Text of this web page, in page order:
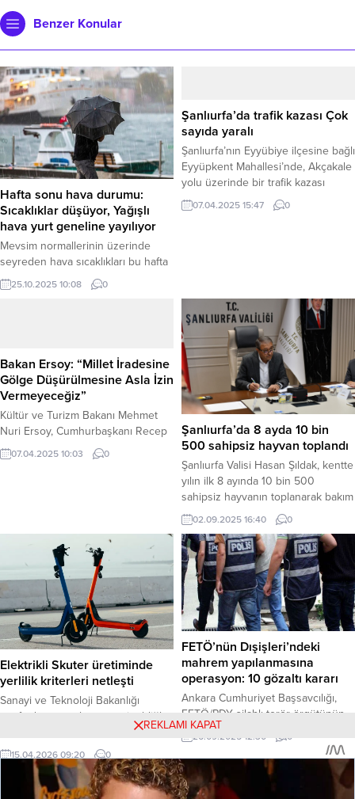
Benzer Konular
Hafta sonu hava durumu:
Sıcaklıklar düşüyor, Yağışlı
hava yurt geneline yayılıyor
Mevsim normallerinin üzerinde
seyreden hava sıcaklıkları bu hafta
sonundan itibaren yerini yağışlı
havaya bırakıyor. Bugün Marmara,
ve Doğu Anadolu’nun yükseklerine
karla karışık yağmur düşebilir.
Haber Merkezi – Meteoroloji Genel
Müdürlüğü tarafından yapılan son
tahminlere göre, Türkiye hafta...
25.10.2025 10:08 0
Şanlıurfa’da trafik kazası Çok
sayıda yaralı
Şanlıurfa’nın Eyyübiye ilçesine bağlı
Eyyüpkent Mahallesi’nde, Akçakale
yolu üzerinde bir trafik kazası
meydana geldi. Kazada ilk
belirlemelere göre 12 vatandaşın
sayıda sağlık ve güvenlik ekibi sevk
edildi. Yetkililerden yapılan...
07.04.2025 15:47 0
Bakan Ersoy: “Millet İradesine
Gölge Düşürülmesine Asla İzin
Vermeyeceğiz”
Kültür ve Turizm Bakanı Mehmet
Nuri Ersoy, Cumhurbaşkanı Recep
Tayyip Erdoğan ve meşru hükümet
için kullanılan “cunta” ifadesine sert
(6 Nisan 2025) yaptığı açıklamada,
milletin özgür iradesiyle seçilmiş
Cumhurbaşkanı’na ve hükümete...
07.04.2025 10:03 0
Şanlıurfa’da 8 ayda 10 bin
500 sahipsiz hayvan toplandı
Şanlıurfa Valisi Hasan Şıldak, kentte
yılın ilk 8 ayında 10 bin 500
sahipsiz hayvanın toplanarak bakım
evlerine yerleştirildiğini açıkladı.
Vali Şıldak, “Bu tempoyla
çalıştığımız takdirde yıl sonunu
bulmadan hiç noktasına kadar
indirileceğinden şüphem yok,”
dedi. Şanlıurfa – Şanlıurfa Valisi
Hasan Şıldak, İl Emniyet Müdürü
Atilla Aksoy ve İl Jandarma
Komutanı...
02.09.2025 16:40 0
Elektrikli Skuter üretiminde
yerlilik kriterleri netleşti
Sanayi ve Teknoloji Bakanlığı
tarafından yayımlanan yeni tebliğle
elektrikli skuter üretiminde yerlilik
kriterleri belirlendi. Buna göre,
üreticilerin belgelendirme süreci
Türk Standardları Enstitüsü (TSE)
tarafından yürütülecek. Haber
15.04.2026 09:20 0
FETÖ’nün Dışişleri’ndeki
mahrem yapılanmasına
operasyon: 10 gözaltı kararı
Ankara Cumhuriyet Başsavcılığı,
FETÖ/PDY silahlı terör örgütünün
Dışişleri Bakanlığı’ndaki “mahrem
hizmetler” yapılanmasına yönelik
yürüttüğü soruşturma kapsamında,
4’ü aktif görevde olan 10 şüpheli
hakkında gözaltı kararı verdi. Haber
26.09.2025 12:30 0
REKLAMI KAPAT